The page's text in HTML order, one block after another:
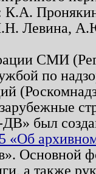
К.А.
Левина,
СМИ
по
был
Основной
а также